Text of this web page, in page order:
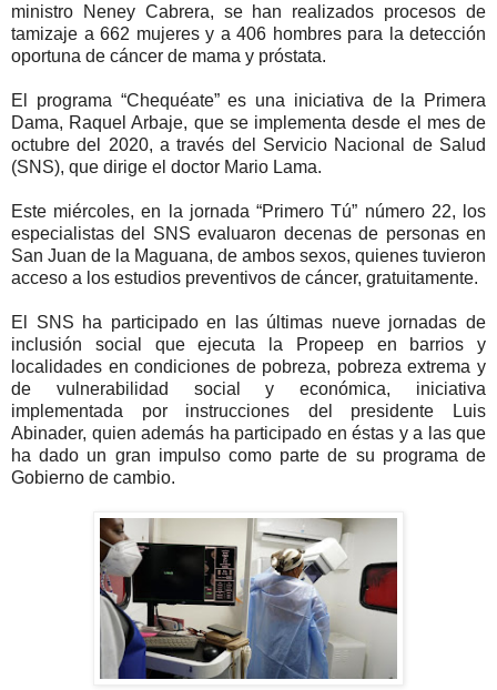
ministro Neney Cabrera, se han realizados procesos de
tamizaje a 662 mujeres y a 406 hombres para la detección
oportuna de cáncer de mama y próstata.
El programa “Chequéate” es una iniciativa de la Primera
Dama, Raquel Arbaje, que se implementa desde el mes de
octubre del 2020, a través del Servicio Nacional de Salud
(SNS), que dirige el doctor Mario Lama.
Este miércoles, en la jornada “Primero Tú” número 22, los
especialistas del SNS evaluaron decenas de personas en
San Juan de la Maguana, de ambos sexos, quienes tuvieron
acceso a los estudios preventivos de cáncer, gratuitamente.
El SNS ha participado en las últimas nueve jornadas de
inclusión social que ejecuta la Propeep en barrios y
localidades en condiciones de pobreza, pobreza extrema y
de vulnerabilidad social y económica, iniciativa
implementada por instrucciones del presidente Luis
Abinader, quien además ha participado en éstas y a las que
ha dado un gran impulso como parte de su programa de
Gobierno de cambio.